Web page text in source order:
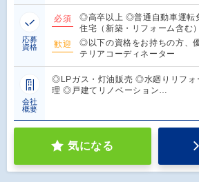
応募
資格
必須
◎高卒以上 ◎普通自動車運転
住宅（新築・リフォーム含む
歓迎
◎以下の資格をお持ちの方
テリアコーディネーター
会社
概要
◎LPガス・灯油販売 ◎水廻りリフ
理 ◎戸建てリノベーション…
気になる